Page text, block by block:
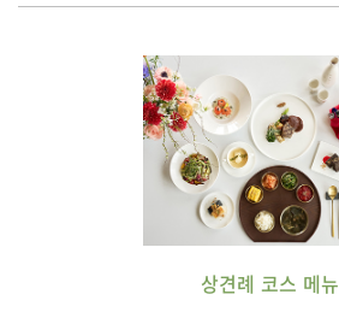
상견례 코스 메뉴